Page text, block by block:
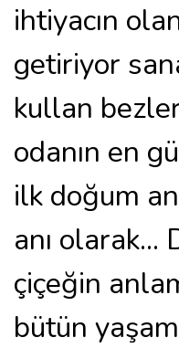
ihtiyacın
getiriyor
kullan
odanın en
ilk doğum
anı
çiçeğin
bütün